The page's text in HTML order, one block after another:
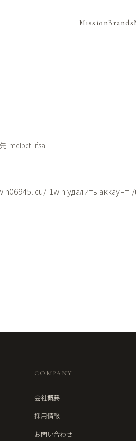
MissionBrands
: melbet_ifsa
]1win удалить
COMPANY
会社概要
採用情報
お問い合わせ